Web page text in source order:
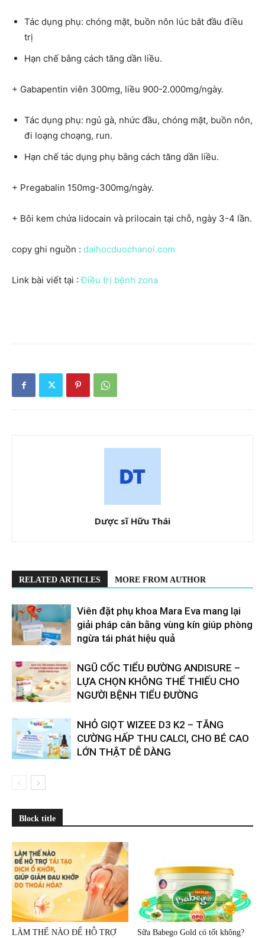
Tác dụng phụ: chóng mặt, buồn nôn lúc bắt đầu điều
trị
Hạn chế bằng cách tăng dần liều.
+ Gabapentin viên 300mg, liều 900-2.000mg/ngày.
Tác dụng phụ: ngủ gà, nhức đầu, chóng mặt, buồn nôn,
đi loạng choạng, run.
Hạn chế tác dụng phụ bằng cách tăng dần liều.
+ Pregabalin 150mg-300mg/ngày.
+ Bôi kem chứa lidocain và prilocain tại chỗ, ngày 3-4 lần.
copy ghi nguồn : daihocduochanoi.com
Link bài viết tại :Điều trị bệnh zona
Dược sĩ Hữu Thái
RELATED ARTICLES MORE FROM AUTHOR
Viên đặt phụ khoa Mara Eva mang lại
giải pháp cân bằng vùng kín giúp phòng
ngừa tái phát hiệu quả
​​NGŨ CỐC TIỂU ĐƯỜNG ANDISURE –
LỰA CHỌN KHÔNG THỂ THIẾU CHO
NGƯỜI BỆNH TIỂU ĐƯỜNG
NHỎ GIỌT WIZEE D3 K2 – TĂNG
CƯỜNG HẤP THU CALCI, CHO BÉ CAO
LỚN THẬT DỄ DÀNG
Block title
LÀM THẾ NÀO ĐỂ HỖ TRỢ
Sữa Babego Gold có tốt không?